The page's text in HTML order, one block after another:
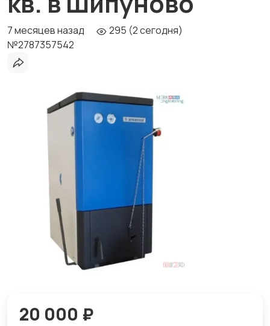
7 месяцев назад
295 (2 сегодня)
№2787357542
20 000 ₽